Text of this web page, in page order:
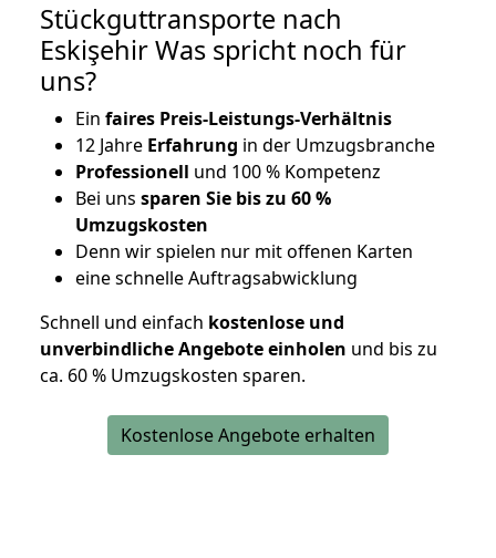
Stückguttransporte nach
Eskişehir Was spricht noch für
uns?
Ein faires Preis-Leistungs-Verhältnis
12 Jahre Erfahrung in der Umzugsbranche
Professionell und 100 % Kompetenz
Bei uns sparen Sie bis zu 60 %
Umzugskosten
Denn wir spielen nur mit offenen Karten
eine schnelle Auftragsabwicklung
Schnell und einfach kostenlose und
unverbindliche Angebote einholen und bis zu
ca. 60 % Umzugskosten sparen.
Kostenlose Angebote erhalten